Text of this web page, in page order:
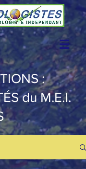
:
du M.E.I.